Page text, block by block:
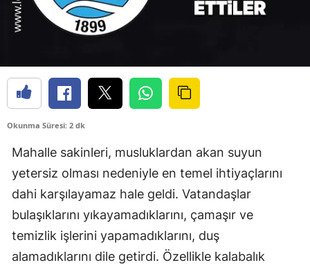
Okunma Süresi: 2 dk
Mahalle sakinleri, musluklardan akan suyun
yetersiz olması nedeniyle en temel ihtiyaçlarını
dahi karşılayamaz hale geldi. Vatandaşlar
bulaşıklarını yıkayamadıklarını, çamaşır ve
temizlik işlerini yapamadıklarını, duş
alamadıklarını dile getirdi. Özellikle kalabalık